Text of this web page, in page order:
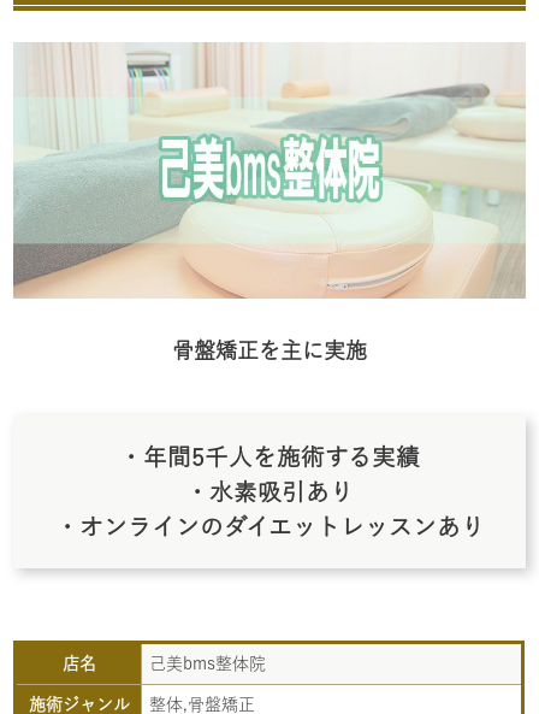
骨盤矯正を主に実施
・年間5千人を施術する実績
・水素吸引あり
・オンラインのダイエットレッスンあり
店名 己美bms整体院
施術ジャンル 整体,骨盤矯正